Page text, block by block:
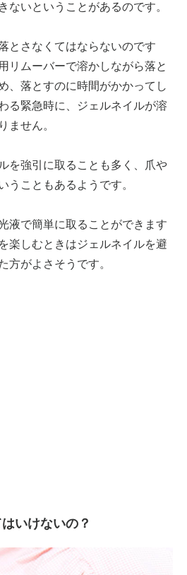
ないということがあるのです。
とさなくてはならないのです
リムーバーで溶かしながら落と
、落とすのに時間がかかってし
る緊急時に、ジェルネイルが溶
ません。
を強引に取ることも多く、爪や
うこともあるようです。
液で簡単に取ることができます
楽しむときはジェルネイルを避
方がよさそうです。
いけないの？